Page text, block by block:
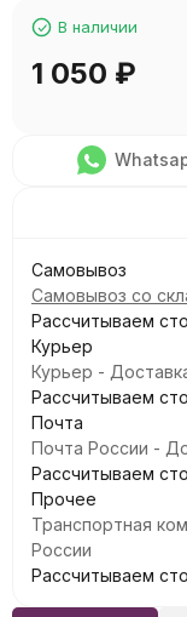
В наличии
1 050 ₽
Самовывоз
Самовывоз со
Рассчитываем
Курьер
Курьер -
Рассчитываем
Почта
Почта России -
Рассчитываем
Прочее
Транспортная
России
Рассчитываем